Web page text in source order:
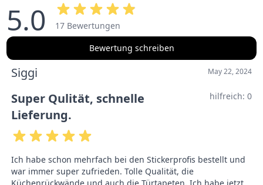
5.0
17 Bewertungen
Bewertung schreiben
Siggi May 22, 2024
Super Qulität, schnelle
Lieferung.
hilfreich: 0
Ich habe schon mehrfach bei den Stickerprofis bestellt und
war immer super zufrieden. Tolle Qualität, die